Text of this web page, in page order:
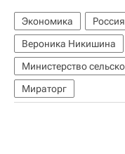
Экономика Россия
Вероника Никишина
Мираторг